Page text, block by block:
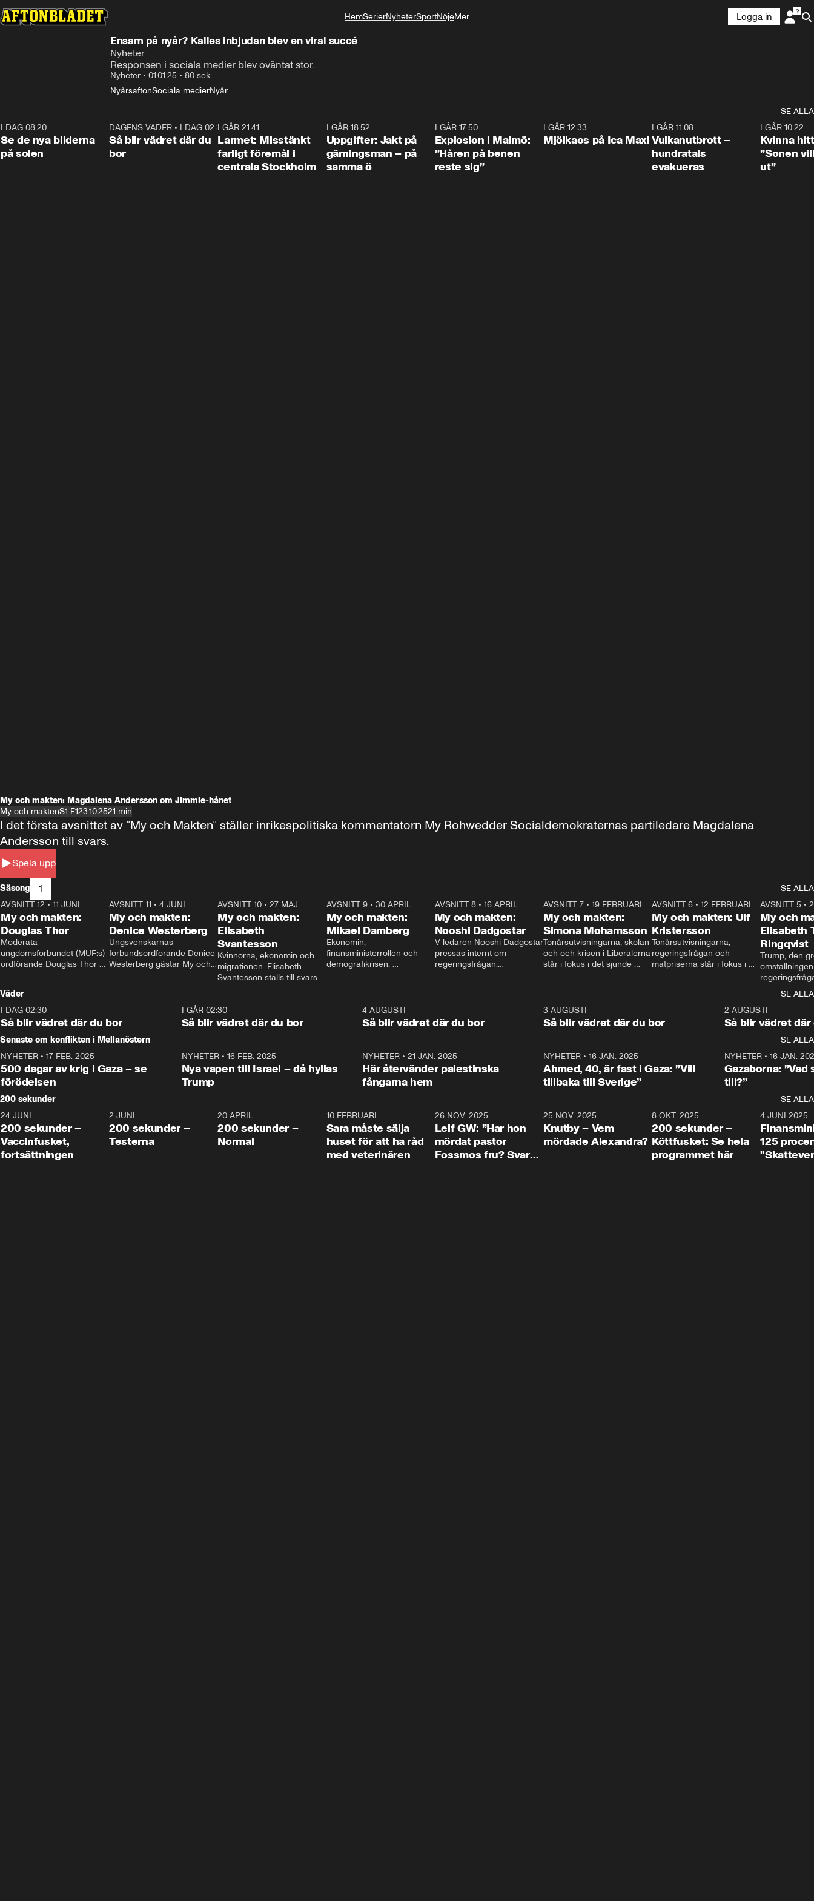
HemSerierNyheterSportNöjeMer
Logga in
Ensam på nyår? Kalles inbjudan blev en viral succé
Nyheter
Responsen i sociala medier blev oväntat stor.
Nyheter • 01.01.25 • 80 sek
NyårsaftonSociala medierNyår
SE ALLA
I DAG 08:20
Se de nya bilderna
på solen
1:06
DAGENS VÄDER • I DAG 02:30
Så blir vädret där du
bor
I GÅR 21:41
Larmet: Misstänkt
farligt föremål i
centrala Stockholm
I GÅR 18:52
Uppgifter: Jakt på
gärningsman – på
samma ö
I GÅR 17:50
Explosion i Malmö:
”Håren på benen
reste sig”
I GÅR 12:33
Mjölkaos på Ica Maxi
I GÅR 11:08
Vulkanutbrott –
hundratals
evakueras
I GÅR 10:22
Kvinna
”Sonen
ut”
My och makten: Magdalena Andersson om Jimmie-hånet
My och maktenS1 E123.10.2521 min
Spela upp
I det första avsnittet av ”My och Makten” ställer inrikespolitiska kommentatorn My Rohwedder Socialdemokraternas partiledare Magdalena
Andersson till svars.
Säsong 1
SE ALLA
26:27
AVSNITT 12 • 11 JUNI
My och makten:
Douglas Thor
Moderata
ungdomsförbundet (MUF:s)
ordförande Douglas Thor
tonårsutvisningarna och hur
Moderaterna ska locka
väljare till valet i höst.
23:40
AVSNITT 11 •4 JUNI
My och makten:
Denice Westerberg
Ungsvenskarnas
förbundsordförande Denice
Westerberg gästar My och
AVSNITT 10 •27 MAJ
My och makten:
Elisabeth
Svantesson
Kvinnorna, ekonomin och
migrationen. Elisabeth
Svantesson ställs till svars
AVSNITT 9• 30 APRIL
My och makten:
Mikael Damberg
Ekonomin,
finansministerrollen och
demografikrisen.
och Makten.
AVSNITT 8• 16 APRIL
My och makten:
Nooshi Dadgostar
V-ledaren Nooshi Dadgostar
pressas internt om
regeringsfrågan.
– Vi ställer upp i val. Ska vi
vara med så sitter vi förstås
24:30
AVSNITT 7• 19 FEBRUARI
My och makten:
Simona Mohamsson
Tonårsutvisningarna, skolan
och och krisen i Liberalerna
står i fokus i det sjunde
kommentator My
Rohwedder ställer
utbildnings- och
Mohamsson till svars.
27:30
AVSNITT 6 •12 FEBRUARI
My och makten: Ulf
Kristersson
Tonårsutvisningarna,
regeringsfrågan och
matpriserna står i fokus i
Rohwedder ställer
statsminister Ulf Kristersson
AVSNITT 5 •
My och
Elisabeth
Ringqvist
Trump, den
centrum i
avsnittet av
Makten”. Se
Aftonbladets
Rohwedder
Thand Ring
Väder
SE ALLA
I DAG 02:30
Så blir vädret där du bor
1:06
I GÅR 02:30
Så blir vädret där du bor
4 AUGUSTI
Så blir vädret där du bor
3 AUGUSTI
Så blir vädret där du bor
2 AUGUSTI
Så blir vädret där
Senaste om konflikten i Mellanöstern
SE ALLA
NYHETER • 17 FEB. 2025
500 dagar av krig i Gaza – se
förödelsen
NYHETER• 16 FEB. 2025
Nya vapen till Israel – då hyllas
Trump
NYHETER •21 JAN. 2025
Här återvänder palestinska
fångarna hem
NYHETER• 16 JAN. 2025
Ahmed, 40, är fast i Gaza: ”Vill
tillbaka till Sverige”
NYHETER• 16 JAN.
Gazaborna:
till?”
200 sekunder
SE ALLA
5:00
24 JUNI
200 sekunder –
Vaccinfusket,
fortsättningen
4:23
2 JUNI
200 sekunder –
Testerna
20 APRIL
200 sekunder –
Normal
10 FEBRUARI
Sara måste sälja
huset för att ha råd
med veterinären
26 NOV. 2025
Leif GW: ”Har hon
mördat pastor
Fossmos fru? Svar
31:05
25 NOV. 2025
Knutby – Vem
mördade Alexandra?
4:29
8 OKT. 2025
200 sekunder –
Köttfusket: Se hela
programmet här
4 JUNI 2025
125